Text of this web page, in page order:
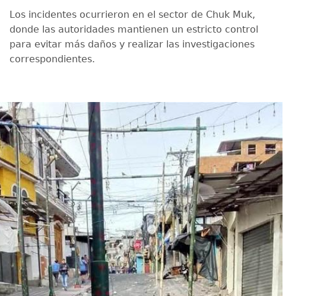
Los incidentes ocurrieron en el sector de Chuk Muk,
donde las autoridades mantienen un estricto control
para evitar más daños y realizar las investigaciones
correspondientes.